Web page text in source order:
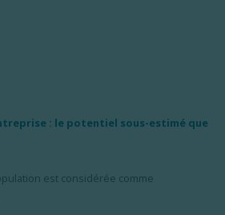
: le potentiel sous-estimé que
est considérée comme